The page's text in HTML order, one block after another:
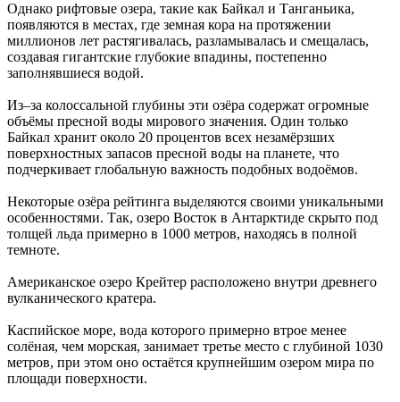
Однако рифтовые озера, такие как Байкал и Танганьика,
появляются в местах, где земная кора на протяжении
миллионов лет растягивалась, разламывалась и смещалась,
создавая гигантские глубокие впадины, постепенно
заполнявшиеся водой.
Из–за колоссальной глубины эти озёра содержат огромные
объёмы пресной воды мирового значения. Один только
Байкал хранит около 20 процентов всех незамёрзших
поверхностных запасов пресной воды на планете, что
подчеркивает глобальную важность подобных водоёмов.
Некоторые озёра рейтинга выделяются своими уникальными
особенностями. Так, озеро Восток в Антарктиде скрыто под
толщей льда примерно в 1000 метров, находясь в полной
темноте.
Американское озеро Крейтер расположено внутри древнего
вулканического кратера.
Каспийское море, вода которого примерно втрое менее
солёная, чем морская, занимает третье место с глубиной 1030
метров, при этом оно остаётся крупнейшим озером мира по
площади поверхности.